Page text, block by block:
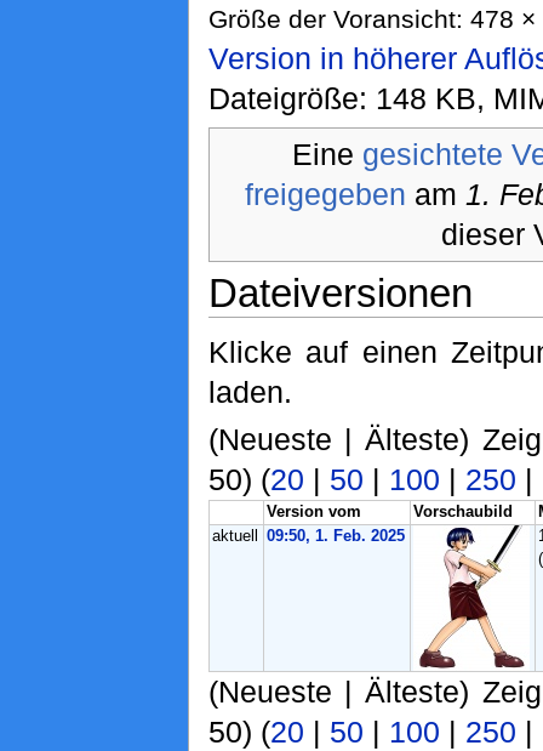
Größe der Voransicht: 478
Version in höherer
Dateigröße: 148 KB,
Eine gesichtete
freigegeben am 1.
dieser
Dateiversionen
Klicke auf einen
laden.
(Neueste | Älteste)
50) (20 | 50 | 100 | 250 |
Version vom Vorschaubild
aktuell
09:50, 1. Feb. 2025
(Neueste | Älteste)
50) (20 | 50 | 100 | 250 |